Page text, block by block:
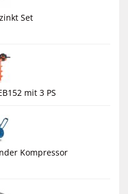
Set
mit 3 PS
Kompressor